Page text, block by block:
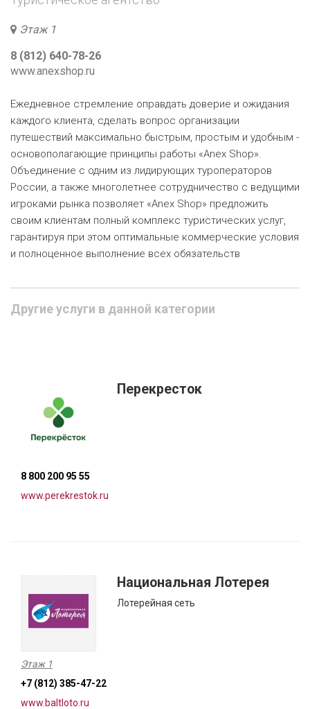
Этаж 1
8 (812) 640-78-26
www.anexshop.ru
Ежедневное стремление оправдать доверие и ожидания
каждого клиента, сделать вопрос организации
путешествий максимально быстрым, простым и удобным -
основополагающие принципы работы «Anex Shop».
Объединение с одним из лидирующих туроператоров
России, а также многолетнее сотрудничество с ведущими
игроками рынка позволяет «Anex Shop» предложить
своим клиентам полный комплекс туристических услуг,
гарантируя при этом оптимальные коммерческие условия
и полноценное выполнение всех обязательств
Другие услуги в данной категории
Перекресток
8 800 200 95 55
www.perekrestok.ru
Национальная Лотерея
Лотерейная сеть
Этаж 1
+7 (812) 385-47-22
www.baltloto.ru